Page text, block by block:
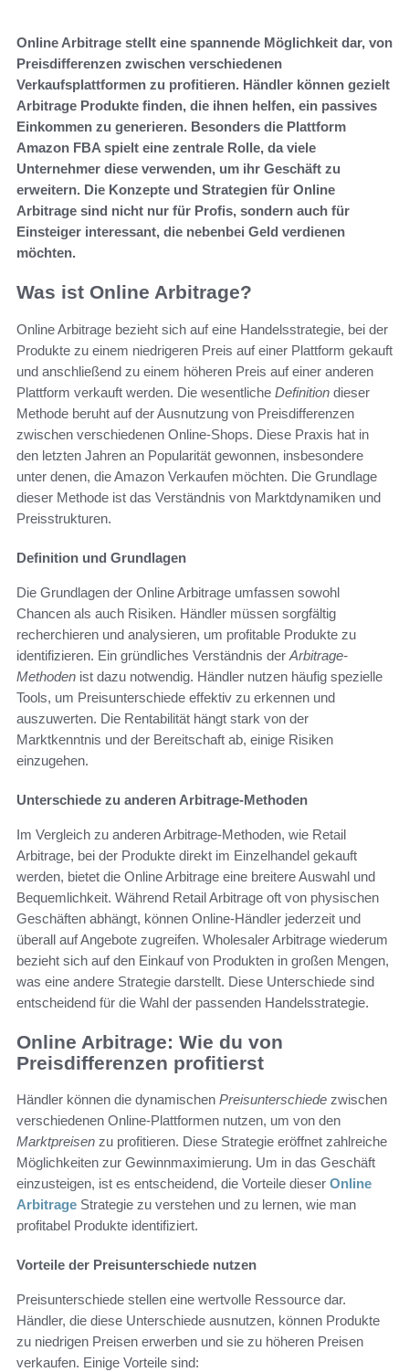
Online Arbitrage stellt eine spannende Möglichkeit dar, von
Preisdifferenzen zwischen verschiedenen
Verkaufsplattformen zu profitieren. Händler können gezielt
Arbitrage Produkte finden, die ihnen helfen, ein passives
Einkommen zu generieren. Besonders die Plattform
Amazon FBA spielt eine zentrale Rolle, da viele
Unternehmer diese verwenden, um ihr Geschäft zu
erweitern. Die Konzepte und Strategien für Online
Arbitrage sind nicht nur für Profis, sondern auch für
Einsteiger interessant, die nebenbei Geld verdienen
möchten.
Was ist Online Arbitrage?
Online Arbitrage bezieht sich auf eine Handelsstrategie, bei der
Produkte zu einem niedrigeren Preis auf einer Plattform gekauft
und anschließend zu einem höheren Preis auf einer anderen
Plattform verkauft werden. Die wesentliche Definition dieser
Methode beruht auf der Ausnutzung von Preisdifferenzen
zwischen verschiedenen Online-Shops. Diese Praxis hat in
den letzten Jahren an Popularität gewonnen, insbesondere
unter denen, die Amazon Verkaufen möchten. Die Grundlage
dieser Methode ist das Verständnis von Marktdynamiken und
Preisstrukturen.
Definition und Grundlagen
Die Grundlagen der Online Arbitrage umfassen sowohl
Chancen als auch Risiken. Händler müssen sorgfältig
recherchieren und analysieren, um profitable Produkte zu
identifizieren. Ein gründliches Verständnis der Arbitrage-
Methoden ist dazu notwendig. Händler nutzen häufig spezielle
Tools, um Preisunterschiede effektiv zu erkennen und
auszuwerten. Die Rentabilität hängt stark von der
Marktkenntnis und der Bereitschaft ab, einige Risiken
einzugehen.
Unterschiede zu anderen Arbitrage-Methoden
Im Vergleich zu anderen Arbitrage-Methoden, wie Retail
Arbitrage, bei der Produkte direkt im Einzelhandel gekauft
werden, bietet die Online Arbitrage eine breitere Auswahl und
Bequemlichkeit. Während Retail Arbitrage oft von physischen
Geschäften abhängt, können Online-Händler jederzeit und
überall auf Angebote zugreifen. Wholesaler Arbitrage wiederum
bezieht sich auf den Einkauf von Produkten in großen Mengen,
was eine andere Strategie darstellt. Diese Unterschiede sind
entscheidend für die Wahl der passenden Handelsstrategie.
Online Arbitrage: Wie du von
Preisdifferenzen profitierst
Händler können die dynamischen Preisunterschiede zwischen
verschiedenen Online-Plattformen nutzen, um von den
Marktpreisen zu profitieren. Diese Strategie eröffnet zahlreiche
Möglichkeiten zur Gewinnmaximierung. Um in das Geschäft
einzusteigen, ist es entscheidend, die Vorteile dieser Online
Arbitrage Strategie zu verstehen und zu lernen, wie man
profitabel Produkte identifiziert.
Vorteile der Preisunterschiede nutzen
Preisunterschiede stellen eine wertvolle Ressource dar.
Händler, die diese Unterschiede ausnutzen, können Produkte
zu niedrigen Preisen erwerben und sie zu höheren Preisen
verkaufen. Einige Vorteile sind: